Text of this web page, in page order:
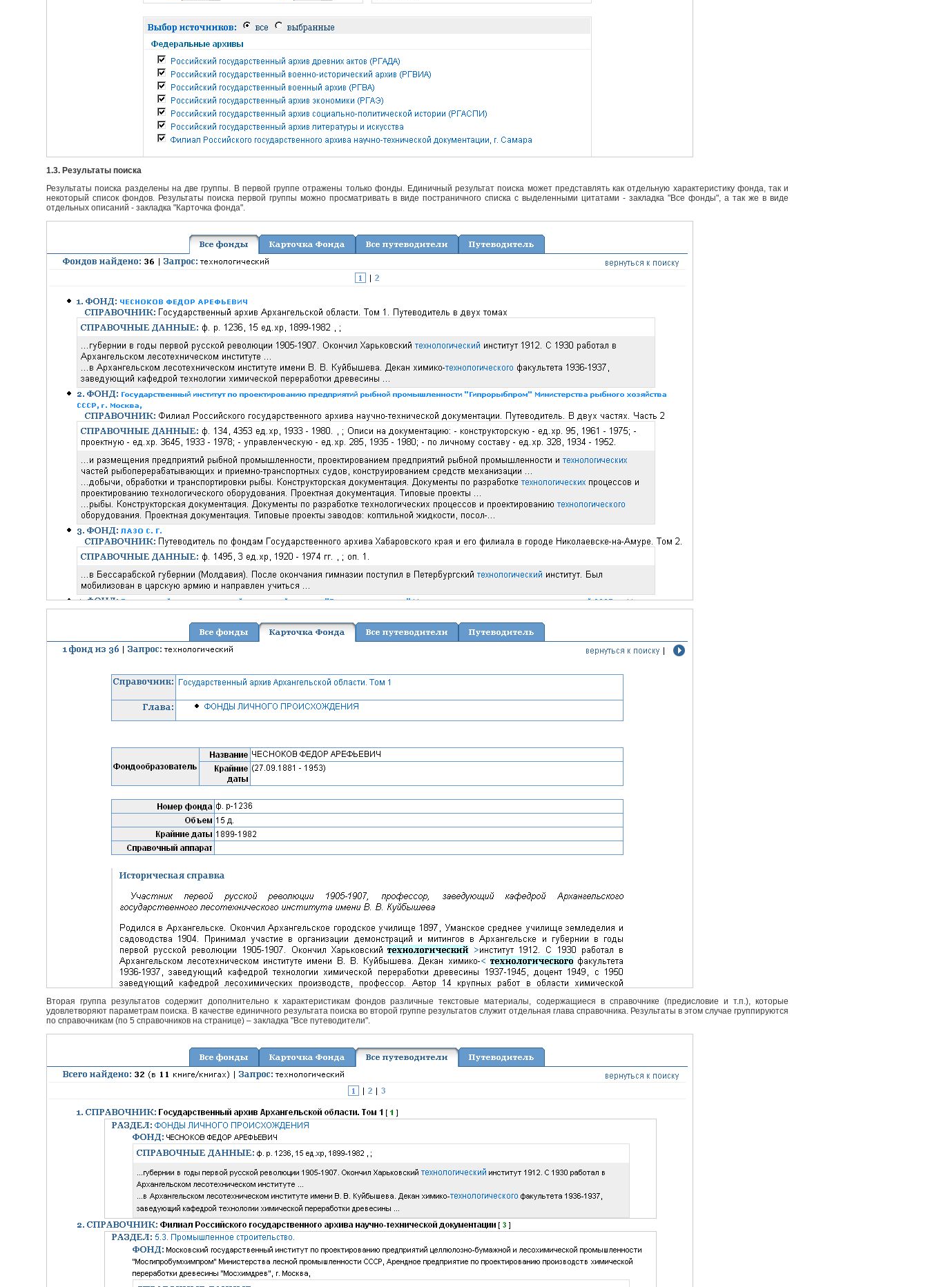
1.3. Результаты поиска
Результаты поиска разделены на две группы. В первой группе отражены только фонды. Единичный результат поиска может представлять как отдельную характеристику фонда, так и
некоторый список фондов. Результаты поиска первой группы можно просматривать в виде постраничного списка с выделенными цитатами - закладка "Все фонды", а так же в виде
отдельных описаний - закладка "Карточка фонда".
Вторая группа результатов содержит дополнительно к характеристикам фондов различные текстовые материалы, содержащиеся в справочнике (предисловие и т.п.), которые
удовлетворяют параметрам поиска. В качестве единичного результата поиска во второй группе результатов служит отдельная глава справочника. Результаты в этом случае группируются
по справочникам (по 5 справочников на странице) – закладка "Все путеводители".